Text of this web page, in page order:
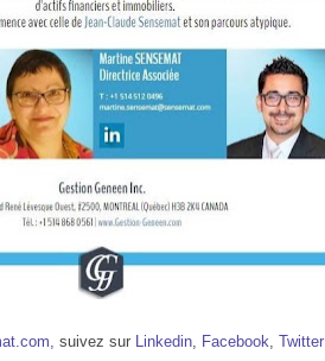
suivez sur Linkedin, Facebook, Twitter